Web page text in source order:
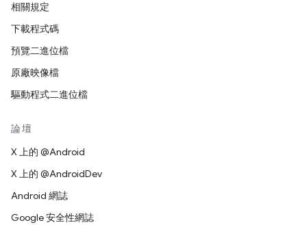
相關規定
下載程式碼
預覽二進位檔
原廠映像檔
驅動程式二進位檔
論壇
X 上的 @Android
X 上的 @AndroidDev
Android 網誌
Google 安全性網誌